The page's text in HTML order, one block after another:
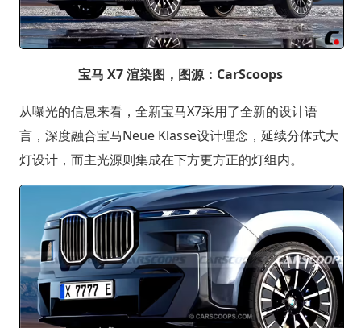
宝马 X7 渲染图，图源：CarScoops
从曝光的信息来看，全新宝马X7采用了全新的设计语
言，深度融合宝马Neue Klasse设计理念，延续分体式大
灯设计，而主光源则集成在下方更方正的灯组内。